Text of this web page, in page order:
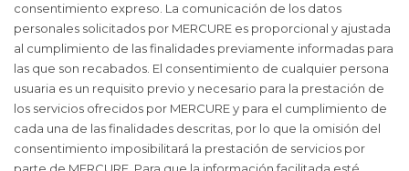
consentimiento expreso. La comunicación de los datos
personales solicitados por MERCURE es proporcional y ajustada
al cumplimiento de las finalidades previamente informadas para
las que son recabados. El consentimiento de cualquier persona
usuaria es un requisito previo y necesario para la prestación de
los servicios ofrecidos por MERCURE y para el cumplimiento de
cada una de las finalidades descritas, por lo que la omisión del
consentimiento imposibilitará la prestación de servicios por